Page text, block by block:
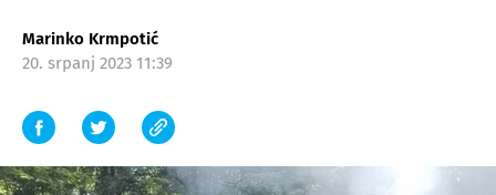
Marinko Krmpotić
20. srpanj 2023 11:39